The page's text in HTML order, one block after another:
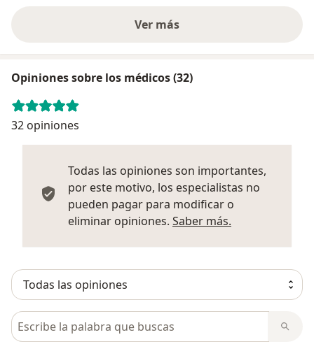
Ver más
Opiniones sobre los médicos (32)
32 opiniones
Todas las opiniones son importantes,
por este motivo, los especialistas no
pueden pagar para modificar o
eliminar opiniones. Saber más.
Busca en opiniones